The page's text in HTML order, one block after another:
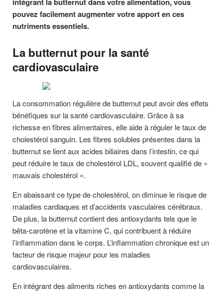
pouvez facilement augmenter votre apport en ces
nutriments essentiels.
La butternut pour la santé
cardiovasculaire
La consommation régulière de butternut peut avoir des effets
bénéfiques sur la santé cardiovasculaire. Grâce à sa
richesse en fibres alimentaires, elle aide à réguler le taux de
cholestérol sanguin. Les fibres solubles présentes dans la
butternut se lient aux acides biliaires dans l’intestin, ce qui
peut réduire le taux de cholestérol LDL, souvent qualifié de «
mauvais cholestérol ».
En abaissant ce type de cholestérol, on diminue le risque de
maladies cardiaques et d’accidents vasculaires cérébraux.
De plus, la butternut contient des antioxydants tels que le
bêta-carotène et la vitamine C, qui contribuent à réduire
l’inflammation dans le corps. L’inflammation chronique est un
facteur de risque majeur pour les maladies
cardiovasculaires.
En intégrant des aliments riches en antioxydants comme la